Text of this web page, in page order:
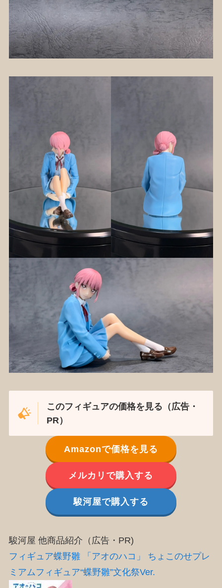
このフィギュアの価格を見る（広告・
PR）
Amazonで価格を見る
メルカリで購入する
駿河屋で購入する
駿河屋 他商品紹介（広告・PR)
フィギュア蝶野雛 「アオのハコ」 ちょこのせプレ
ミアムフィギュア“蝶野雛”文化祭Ver.